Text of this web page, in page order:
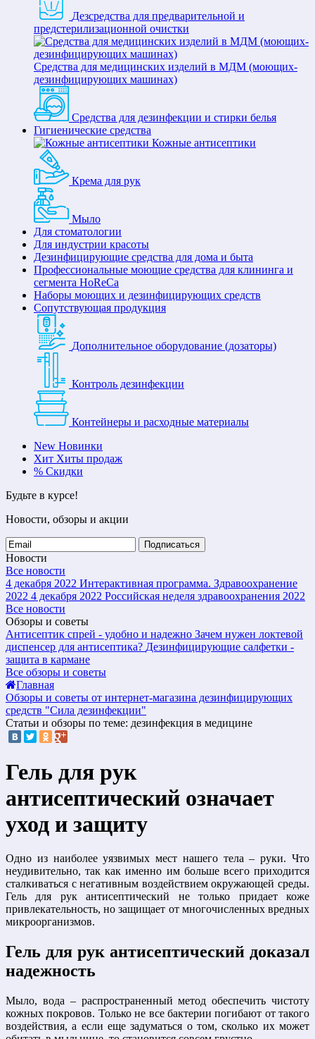
Дезсредства для предварительной и
предстерилизационной очистки
Средства для медицинских изделий в МДМ (моющих-
дезинфицирующих машинах)
Средства для дезинфекции и стирки белья
Гигиенические средства
Кожные антисептики
Крема для рук
Мыло
Для стоматологии
Для индустрии красоты
Дезинфицирующие средства для дома и быта
Профессиональные моющие средства для клининга и
сегмента HoReCa
Наборы моющих и дезинфицирующих средств
Сопутствующая продукция
Дополнительное оборудование (дозаторы)
Контроль дезинфекции
Контейнеры и расходные материалы
New Новинки
Хит Хиты продаж
% Скидки
Будьте в курсе!
Новости, обзоры и акции
Подписаться
Новости
Все новости
4 декабря 2022 Интерактивная программа. Здравоохранение
2022 4 декабря 2022 Российская неделя здравоохранения 2022
Все новости
Обзоры и советы
Антисептик спрей - удобно и надежно Зачем нужен локтевой
диспенсер для антисептика? Дезинфицирующие салфетки -
защита в кармане
Все обзоры и советы
Главная
Обзоры и советы от интернет-магазина дезинфицирующих
средств "Сила дезинфекции"
Статьи и обзоры по теме: дезинфекция в медицине
Гель для рук
антисептический означает
уход и защиту
Одно из наиболее уязвимых мест нашего тела – руки. Что
неудивительно, так как именно им больше всего приходится
сталкиваться с негативным воздействием окружающей среды.
Гель для рук антисептический не только придает коже
привлекательность, но защищает от многочисленных вредных
микроорганизмов.
Гель для рук антисептический доказал
надежность
Мыло, вода – распространенный метод обеспечить чистоту
кожных покровов. Только не все бактерии погибают от такого
воздействия, а если еще задуматься о том, сколько их может